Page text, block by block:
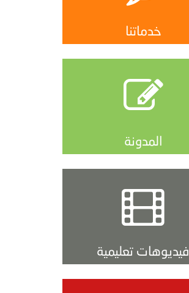
خدماتنا
المدونة
فيديوهات تعليمية